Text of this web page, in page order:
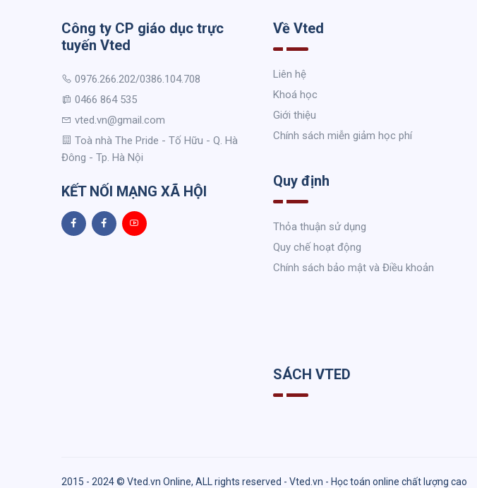
Công ty CP giáo dục trực
tuyến Vted
0976.266.202/0386.104.708
0466 864 535
vted.vn@gmail.com
Toà nhà The Pride - Tố Hữu - Q. Hà
Đông - Tp. Hà Nội
KẾT NỐI MẠNG XÃ HỘI
Về Vted
Liên hệ
Khoá học
Giới thiệu
Chính sách miễn giảm học phí
Quy định
Thỏa thuận sử dụng
Quy chế hoạt động
Chính sách bảo mật và Điều khoản
SÁCH VTED
2015 - 2024 © Vted.vn Online, ALL rights reserved - Vted.vn - Học toán online chất lượng cao